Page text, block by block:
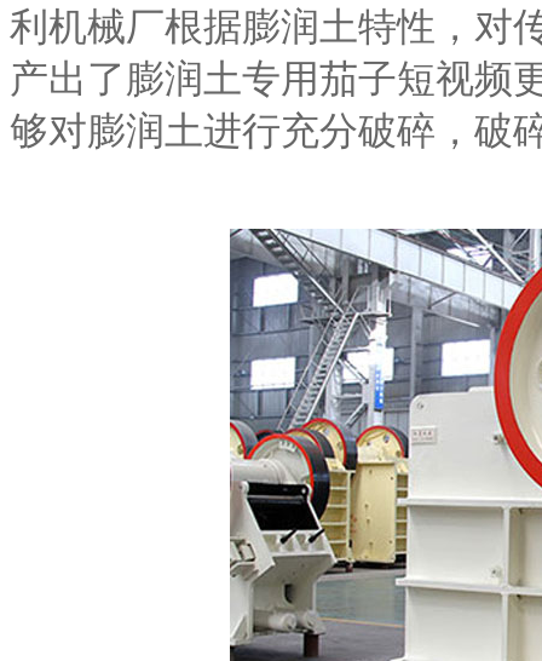
利机械厂根据膨润土特性，对
产出了膨润土专用茄子短视
够对膨润土进行充分破碎，破